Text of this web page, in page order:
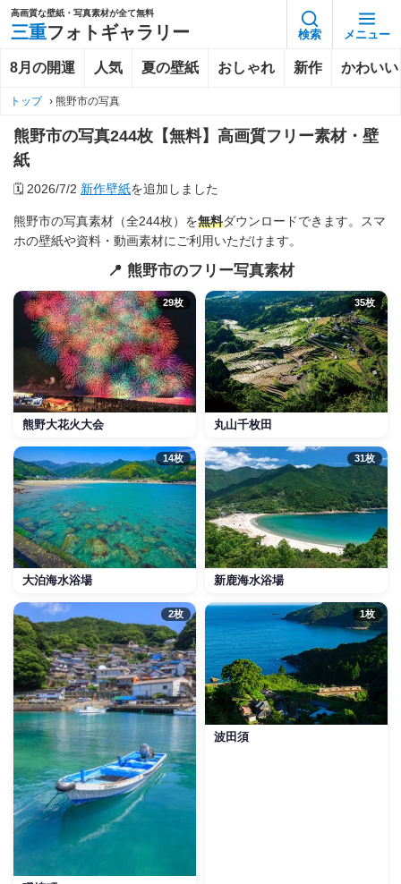
高画質な壁紙・写真素材が全て無料
三重フォトギャラリー 検索 メニュー
8月の開運 人気 夏の壁紙 おしゃれ 新作 かわいい
トップ › 熊野市の写真
熊野市の写真244枚【無料】高画質フリー素材・壁
紙
🗓️ 2026/7/2 新作壁紙を追加しました
熊野市の写真素材（全244枚）を無料ダウンロードできます。スマ
ホの壁紙や資料・動画素材にご利用いただけます。
📍 熊野市のフリー写真素材
29枚
熊野大花火大会
35枚
丸山千枚田
14枚
大泊海水浴場
31枚
新鹿海水浴場
2枚 1枚
波田須